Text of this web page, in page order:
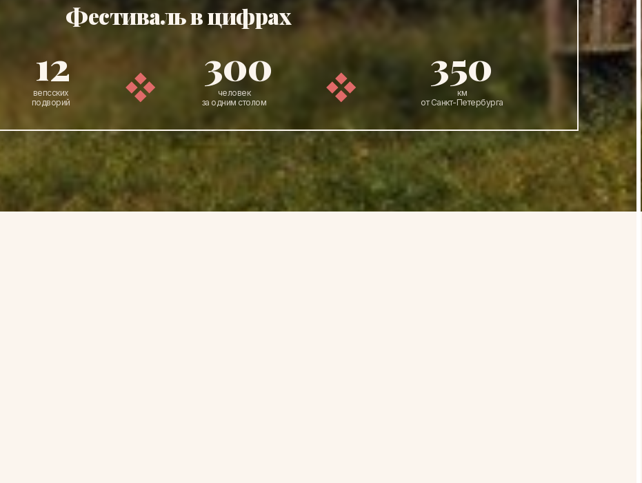
человек
за одним столом
300
вепсских
подворий
12
км
от Санкт-Петербурга
350
Фестиваль в цифрах